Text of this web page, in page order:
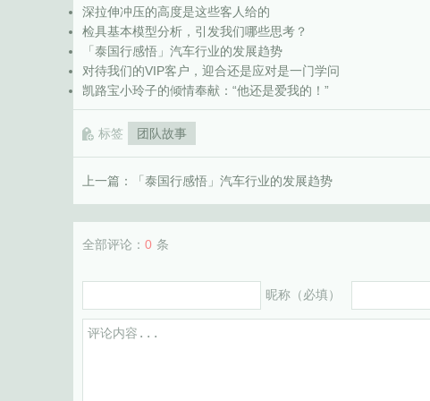
深拉伸冲压的高度是这些客人给的
检具基本模型分析，引发我们哪些思考？
「泰国行感悟」汽车行业的发展趋势
对待我们的VIP客户，迎合还是应对是一门学问
凯路宝小玲子的倾情奉献：“他还是爱我的！”
标签 团队故事
上一篇： 「泰国行感悟」汽车行业的发展趋势
全部评论： 0 条
昵称（必填）